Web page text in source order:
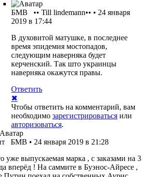
БМВ •• Till lindemann•• • 24 января
2019 в 17:44
В духовитой матушке, в последнее
время эпидемия мостопадов,
следующим наверняка будет
керченский. Так што украинцы
наверняка окажутся правы.
Ответить
✖
Чтобы ответить на комментарий, вам
необходимо зарегистрироваться или
авторизоваться.
БМВ • 24 января 2019 в 21:28
уже выпускаемая марка , с заказами на 3
вперёд ! На саммите в Буэнос-Айресе ,